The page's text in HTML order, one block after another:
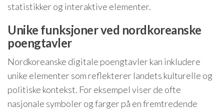
statistikker og interaktive elementer.
Unike funksjoner ved nordkoreanske
poengtavler
Nordkoreanske digitale poengtavler kan inkludere
unike elementer som reflekterer landets kulturelle og
politiske kontekst. For eksempel viser de ofte
nasjonale symboler og farger på en fremtredende